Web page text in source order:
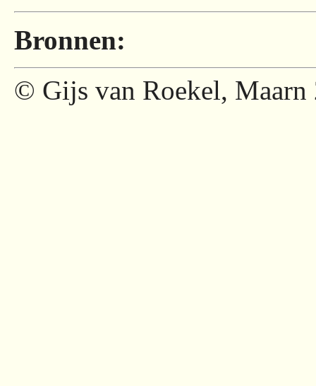
Bronnen:
© Gijs van Roekel, Maarn